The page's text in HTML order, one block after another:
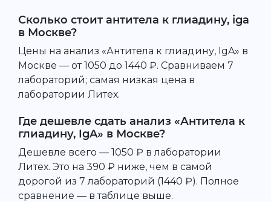
Сколько стоит антитела к глиадину, iga
в Москве?
Цены на анализ «Антитела к глиадину, IgA» в
Москве — от 1050 до 1440 ₽. Сравниваем 7
лабораторий; самая низкая цена в
лаборатории Литех.
Где дешевле сдать анализ «Антитела к
глиадину, IgA» в Москве?
Дешевле всего — 1050 ₽ в лаборатории
Литех. Это на 390 ₽ ниже, чем в самой
дорогой из 7 лабораторий (1440 ₽). Полное
сравнение — в таблице выше.